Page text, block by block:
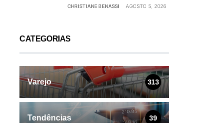
CHRISTIANE BENASSI AGOSTO 5, 2026
CATEGORIAS
Varejo 313
Tendências 39